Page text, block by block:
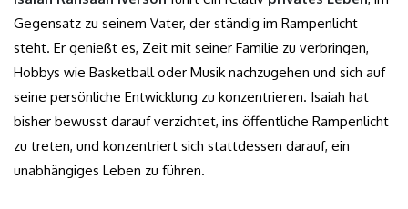
Gegensatz zu seinem Vater, der ständig im Rampenlicht
steht. Er genießt es, Zeit mit seiner Familie zu verbringen,
Hobbys wie Basketball oder Musik nachzugehen und sich auf
seine persönliche Entwicklung zu konzentrieren. Isaiah hat
bisher bewusst darauf verzichtet, ins öffentliche Rampenlicht
zu treten, und konzentriert sich stattdessen darauf, ein
unabhängiges Leben zu führen.